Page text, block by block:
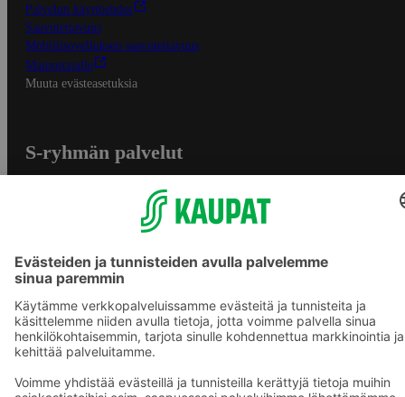
Palvelun käyttöehdot
Saavutettavuus
Mobiilisovelluksen saavutettavuus
Mainostajalle
Muuta evästeasetuksia
S-ryhmän palvelut
S-ostoslista -sovellus
Prisma.fi
Sokos.fi
S-Pankki
Yhteishyvä
Sokos Hotels
Raflaamo